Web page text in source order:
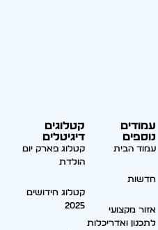
עמודים
נוספים
עמוד הבית
חדשות
אזור מקצועי
לתכנון ואדריכלות
קטלוגים
דיגיטלים
קטלוג פארק יום
הולדת
קטלוג חידושים
2025